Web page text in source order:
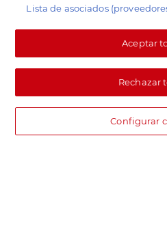
Lista de asociados
Aceptar
Rechazar
Configurar